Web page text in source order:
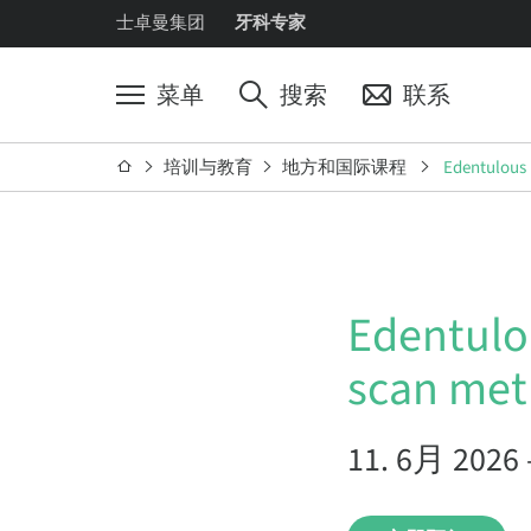
士卓曼集团 牙科专家
菜单 搜索 联系
培训与教育 地方和国际课程
scan
11. 6月